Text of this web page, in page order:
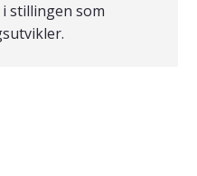
stillingen som